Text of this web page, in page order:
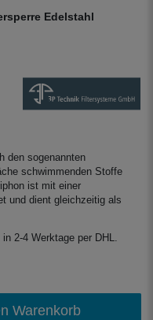
Edelstahl
den sogenannten
schwimmenden Stoffe
ist mit einer
und dient gleichzeitig als
in 2-4 Werktage per DHL.
Warenkorb